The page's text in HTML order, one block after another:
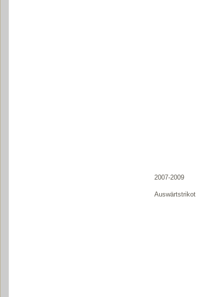
2007-2009
Auswärtstrikot